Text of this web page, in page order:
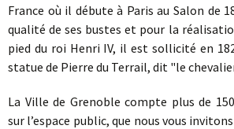
France où il débute à Paris au Salon de
qualité de ses bustes et pour la
pied du roi Henri IV, il est sollicité en
statue de Pierre du Terrail, dit "le
La Ville de Grenoble compte plus de
sur l’espace public, que nous vous